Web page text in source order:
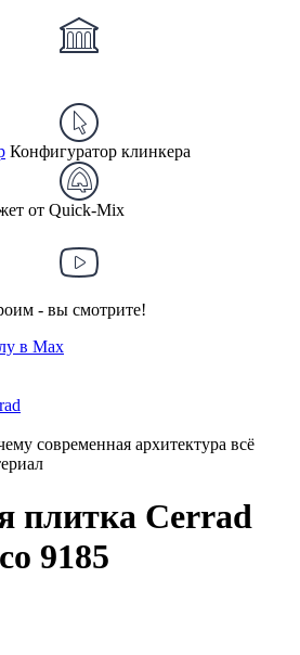
Конфигуратор клинкера
от Quick-Mix
- вы смотрите!
в Max
современная архитектура всё
плитка Cerrad
9185